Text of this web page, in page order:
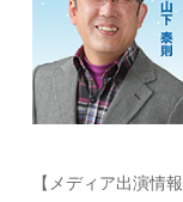
【メディア出演情報